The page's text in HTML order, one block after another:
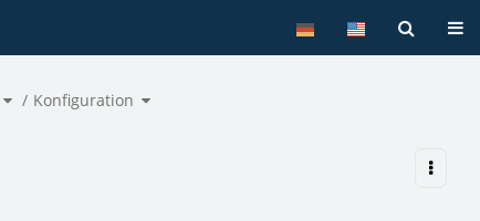
Toggle
the
hierarchy
tree
Konfiguration Toggle
the
hierarchy
tree